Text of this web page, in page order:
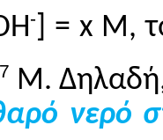
- ] = x Μ,
Μ.
νερό